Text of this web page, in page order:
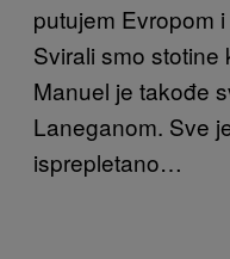
putujem Evropom
Svirali smo
Manuel je takođe
Laneganom. Sve
isprepletano…